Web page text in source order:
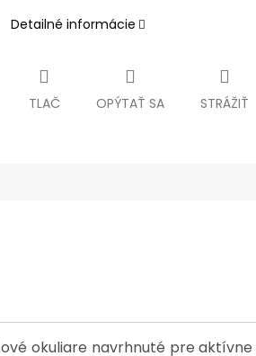
Detailné informácie
TLAČ OPÝTAŤ SA STRÁŽIŤ
okuliare navrhnuté pre